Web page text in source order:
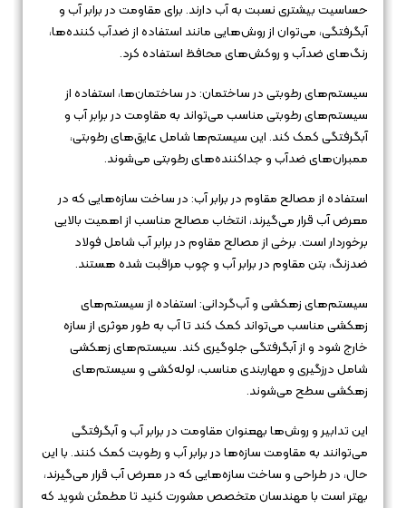
حساسیت بیشتری نسبت به آب دارند. برای مقاومت در برابر آب و
آبگرفتگی، می‌توان از روش‌هایی مانند استفاده از ضدآب کننده‌ها،
رنگ‌های ضدآب و روکش‌های محافظ استفاده کرد.
سیستم‌های رطوبتی در ساختمان: در ساختمان‌ها، استفاده از
سیستم‌های رطوبتی مناسب می‌تواند به مقاومت در برابر آب و
آبگرفتگی کمک کند. این سیستم‌ها شامل عایق‌های رطوبتی،
ممبران‌های ضدآب و جداکننده‌های رطوبتی می‌شوند.
استفاده از مصالح مقاوم در برابر آب: در ساخت سازه‌هایی که در
معرض آب قرار می‌گیرند، انتخاب مصالح مناسب از اهمیت بالایی
برخوردار است. برخی از مصالح مقاوم در برابر آب شامل فولاد
ضدزنگ، بتن مقاوم در برابر آب و چوب مراقبت شده هستند.
سیستم‌های زهکشی و آب‌گردانی: استفاده از سیستم‌های
زهکشی مناسب می‌تواند کمک کند تا آب به طور موثری از سازه
خارج شود و از آبگرفتگی جلوگیری کند. سیستم‌های زهکشی
شامل درزگیری و مهاربندی مناسب، لوله‌کشی و سیستم‌های
زهکشی سطح می‌شوند.
این تدابیر و روش‌ها بهعنوان مقاومت در برابر آب و آبگرفتگی
می‌توانند به مقاومت سازه‌ها در برابر آب و رطوبت کمک کنند. با این
حال، در طراحی و ساخت سازه‌هایی که در معرض آب قرار می‌گیرند،
بهتر است با مهندسان متخصص مشورت کنید تا مطمئن شوید که